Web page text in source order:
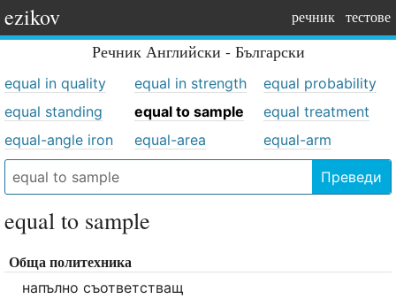
ezikov речник тестове
Речник Английски - Български
equal in quality equal in strength
equal probability
equal standing
equal to sample
equal treatment
equal-angle iron
equal-area equal-arm
Преведи
equal to sample
Обща политехника
напълно съответстващ